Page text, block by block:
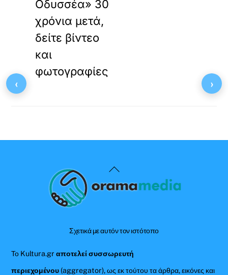
Οδυσσέα» 30
χρόνια μετά,
δείτε βίντεο
και
φωτογραφίες
Back
To
Σχετικά με αυτόν τον ιστότοπο
Το Kultura.grαποτελεί συσσωρευτή
περιεχομένου (aggregator), ως εκ τούτου τα άρθρα, εικόνες και
‹ ›